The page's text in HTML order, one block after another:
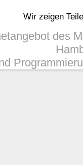
Wir zeigen
des